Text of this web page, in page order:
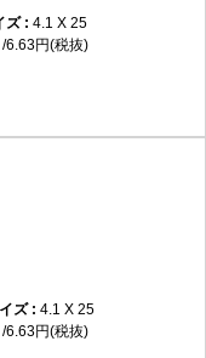
4.1 X 25
6.63円(税抜)
4.1 X 25
6.63円(税抜)